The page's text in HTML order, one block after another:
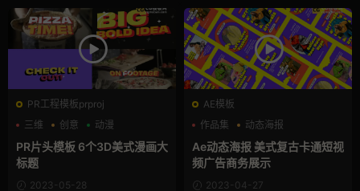
PR工程模板prproj
三维
创意 动漫
PR片头模板 6个3D美式漫画大
标题
2023-05-28
AE模板
作品集
动态海报
卡通模板
Ae动态海报 美式复古卡通短视
频广告商务展示
2023-04-27